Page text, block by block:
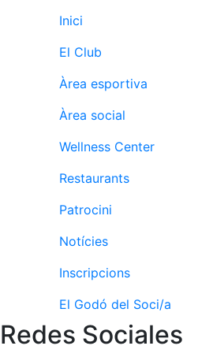
Inici
El Club
Àrea esportiva
Àrea social
Wellness Center
Restaurants
Patrocini
Notícies
Inscripcions
El Godó del Soci/a
Redes Sociales